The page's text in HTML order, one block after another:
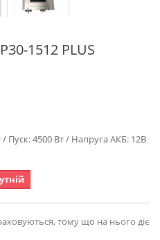
1512 PLUS
Пуск: 4500 Вт / Напруга АКБ: 12В
тому що на нього діє